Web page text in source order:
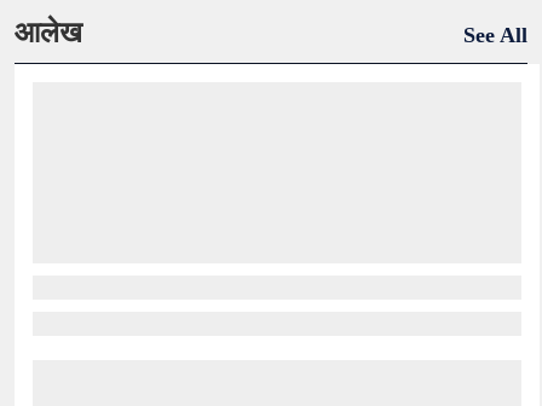
आलेख See All